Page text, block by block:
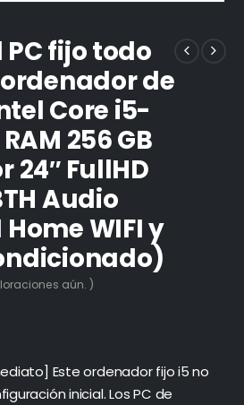
fijo todo
de
Core i5-
256 GB
24″ FullHD
Audio
Home WIFI y
aún. )
Este ordenador fijo i5 no
inicial. Los PC de